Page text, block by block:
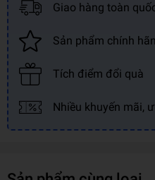
Giao hàng toàn
Sản phẩm chính
Tích điểm đổi quà
Nhiều khuyến mãi,